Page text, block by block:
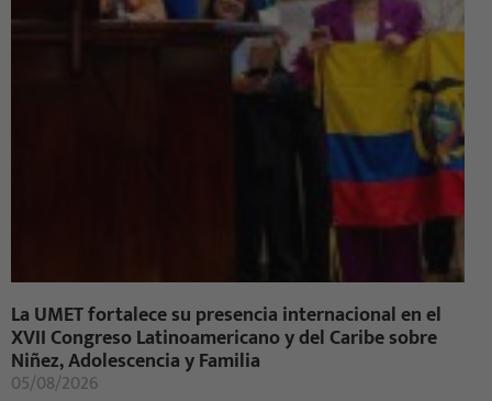
La UMET fortalece su presencia internacional en el
XVII Congreso Latinoamericano y del Caribe sobre
Niñez, Adolescencia y Familia
05/08/2026